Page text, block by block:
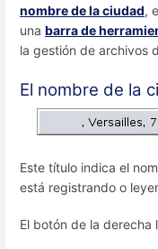
nombre de la ciudad,
una barra de
la gestión de archivos
El nombre de la
Este título indica el
está registrando o
El botón de la derecha